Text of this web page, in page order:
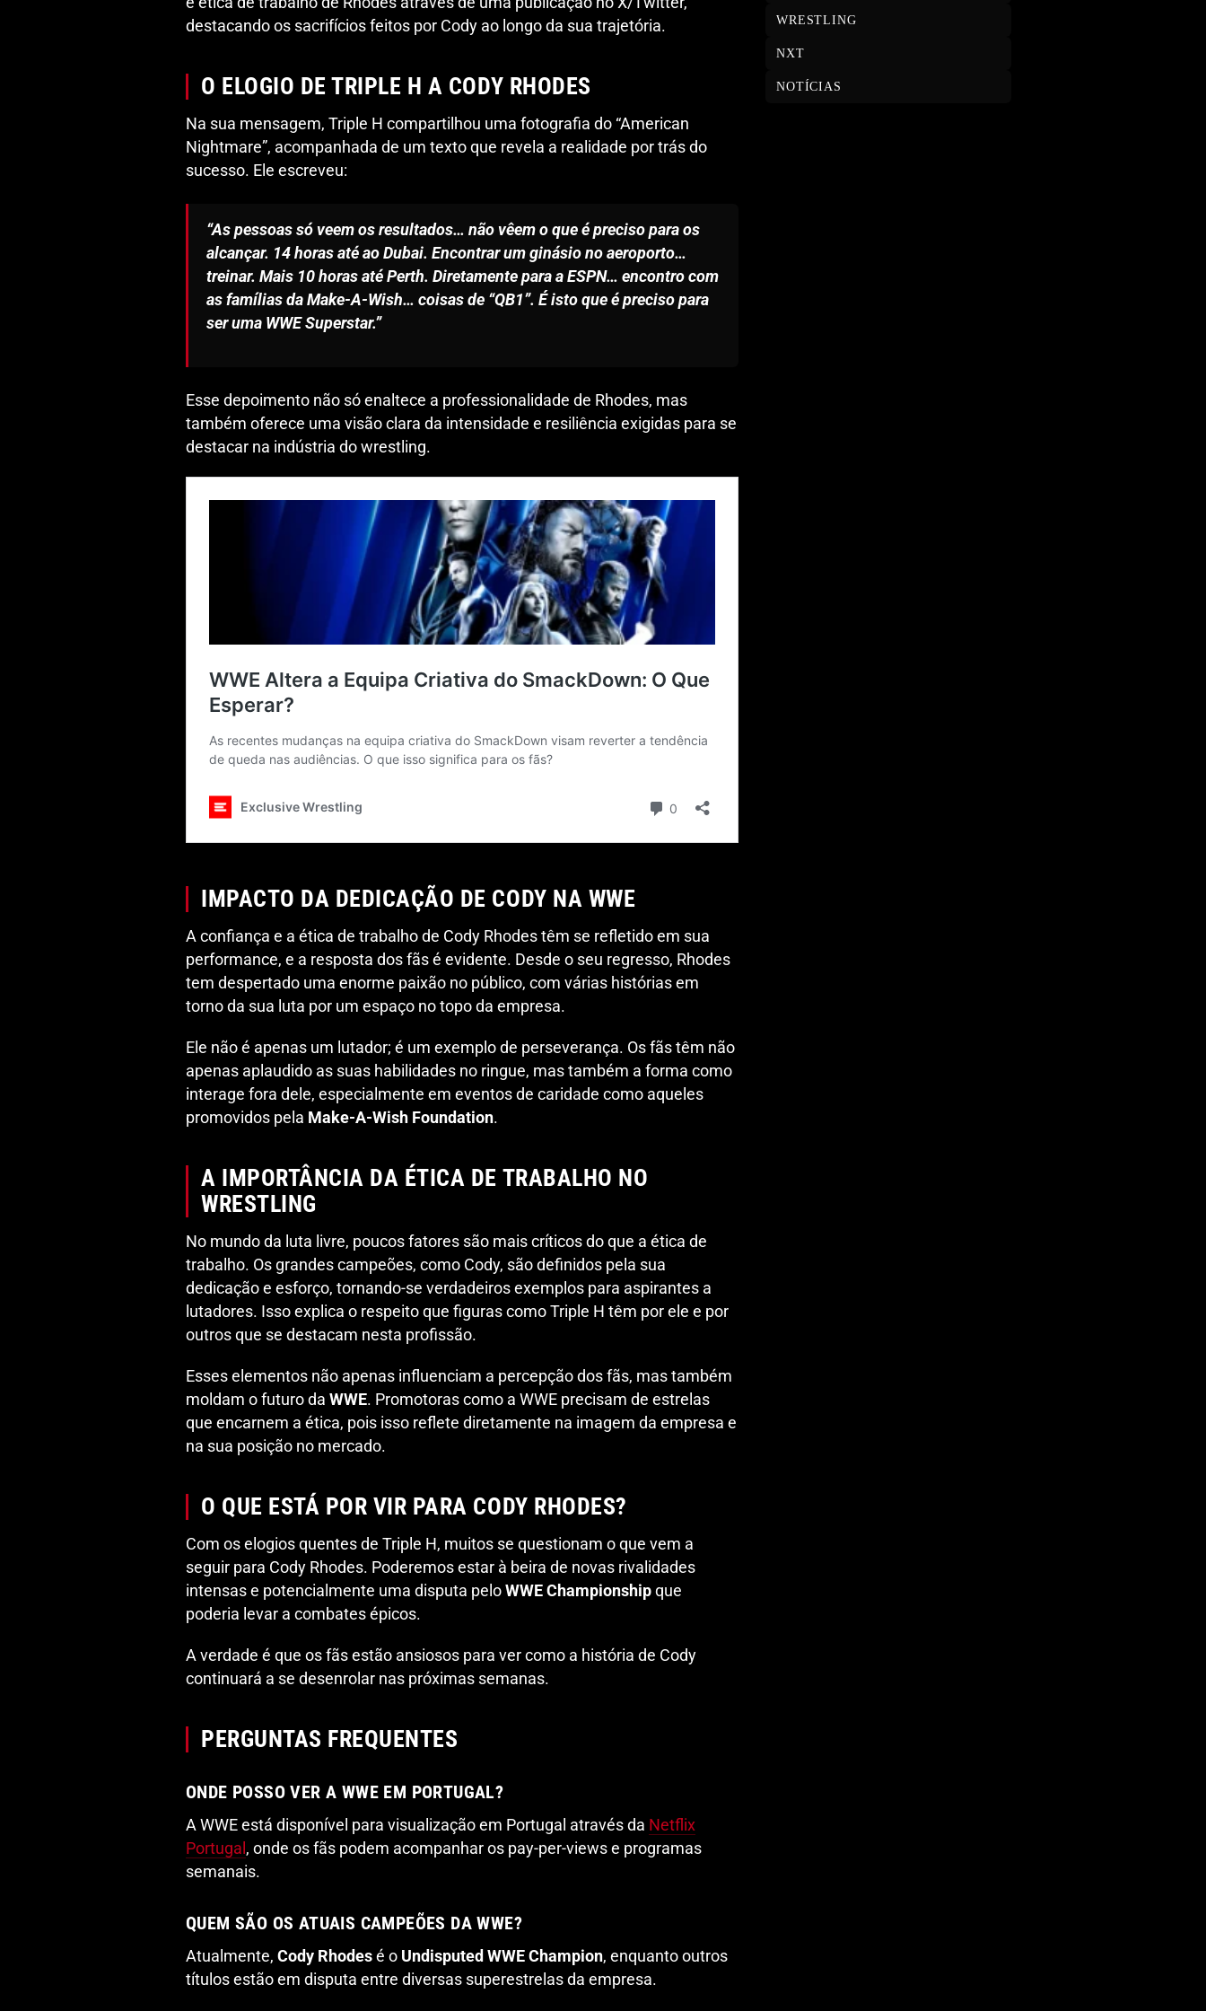
destacando os sacrifícios feitos por Cody ao longo da sua trajetória.
O ELOGIO DE TRIPLE H A CODY RHODES
Na sua mensagem, Triple H compartilhou uma fotografia do “American
Nightmare”, acompanhada de um texto que revela a realidade por trás do
sucesso. Ele escreveu:
“As pessoas só veem os resultados… não vêem o que é preciso para os
alcançar. 14 horas até ao Dubai. Encontrar um ginásio no aeroporto…
treinar. Mais 10 horas até Perth. Diretamente para a ESPN… encontro com
as famílias da Make-A-Wish… coisas de “QB1”. É isto que é preciso para
ser uma WWE Superstar.”
Esse depoimento não só enaltece a professionalidade de Rhodes, mas
também oferece uma visão clara da intensidade e resiliência exigidas para se
destacar na indústria do wrestling.
IMPACTO DA DEDICAÇÃO DE CODY NA WWE
A confiança e a ética de trabalho de Cody Rhodes têm se refletido em sua
performance, e a resposta dos fãs é evidente. Desde o seu regresso, Rhodes
tem despertado uma enorme paixão no público, com várias histórias em
torno da sua luta por um espaço no topo da empresa.
Ele não é apenas um lutador; é um exemplo de perseverança. Os fãs têm não
apenas aplaudido as suas habilidades no ringue, mas também a forma como
interage fora dele, especialmente em eventos de caridade como aqueles
promovidos pela Make-A-Wish Foundation.
A IMPORTÂNCIA DA ÉTICA DE TRABALHO NO
WRESTLING
No mundo da luta livre, poucos fatores são mais críticos do que a ética de
trabalho. Os grandes campeões, como Cody, são definidos pela sua
dedicação e esforço, tornando-se verdadeiros exemplos para aspirantes a
lutadores. Isso explica o respeito que figuras como Triple H têm por ele e por
outros que se destacam nesta profissão.
Esses elementos não apenas influenciam a percepção dos fãs, mas também
moldam o futuro da WWE. Promotoras como a WWE precisam de estrelas
que encarnem a ética, pois isso reflete diretamente na imagem da empresa e
na sua posição no mercado.
O QUE ESTÁ POR VIR PARA CODY RHODES?
Com os elogios quentes de Triple H, muitos se questionam o que vem a
seguir para Cody Rhodes. Poderemos estar à beira de novas rivalidades
intensas e potencialmente uma disputa pelo WWE Championship que
poderia levar a combates épicos.
A verdade é que os fãs estão ansiosos para ver como a história de Cody
continuará a se desenrolar nas próximas semanas.
PERGUNTAS FREQUENTES
ONDE POSSO VER A WWE EM PORTUGAL?
A WWE está disponível para visualização em Portugal através da Netflix
Portugal , onde os fãs podem acompanhar os pay-per-views e programas
semanais.
QUEM SÃO OS ATUAIS CAMPEÕES DA WWE?
Atualmente, Cody Rhodes é o Undisputed WWE Champion, enquanto outros
títulos estão em disputa entre diversas superestrelas da empresa.
WRESTLING
NXT
NOTÍCIAS